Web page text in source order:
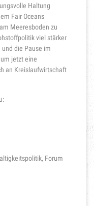
Haltung
Fair Oceans
Meeresboden zu
viel stärker
die Pause im
jetzt eine
an Kreislaufwirtschaft
Forum